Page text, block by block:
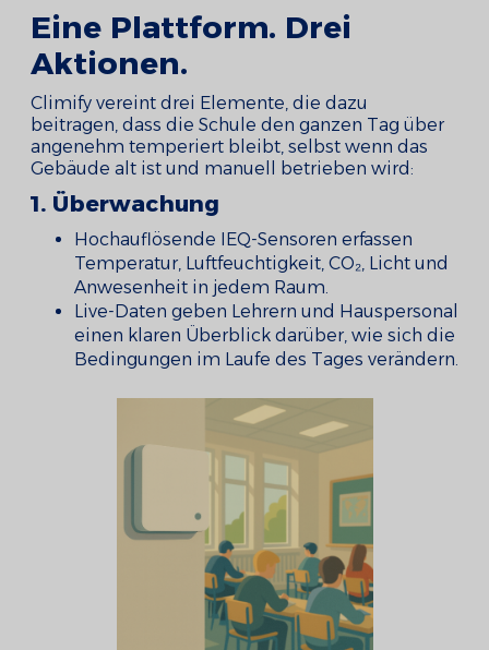
Eine Plattform. Drei
Aktionen.
Climify vereint drei Elemente, die dazu
beitragen, dass die Schule den ganzen Tag über
angenehm temperiert bleibt, selbst wenn das
Gebäude alt ist und manuell betrieben wird:
1. Überwachung
Hochauflösende IEQ-Sensoren erfassen
Temperatur, Luftfeuchtigkeit, CO₂, Licht und
Anwesenheit in jedem Raum.
Live-Daten geben Lehrern und Hauspersonal
einen klaren Überblick darüber, wie sich die
Bedingungen im Laufe des Tages verändern.